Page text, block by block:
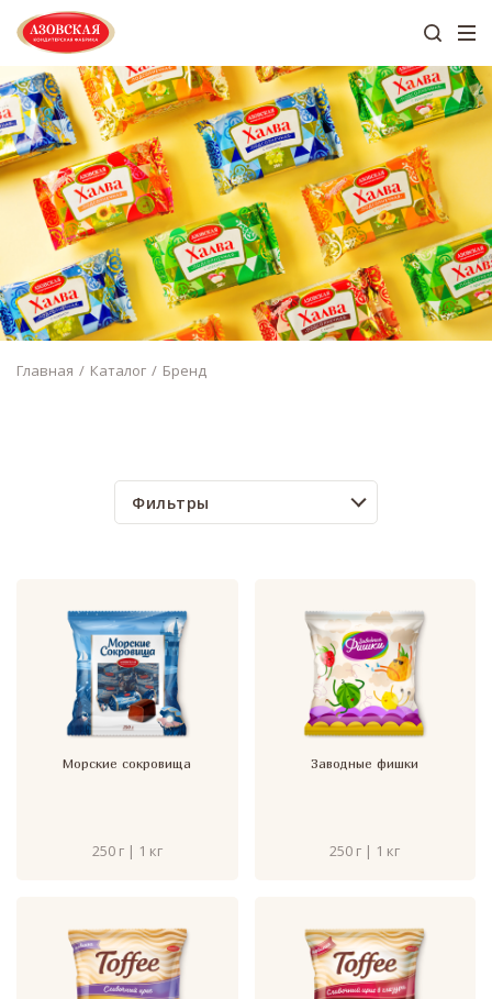
Главная Каталог Бренд
Фильтры
Морские сокровища
250 г | 1 кг
Заводные фишки
250 г | 1 кг